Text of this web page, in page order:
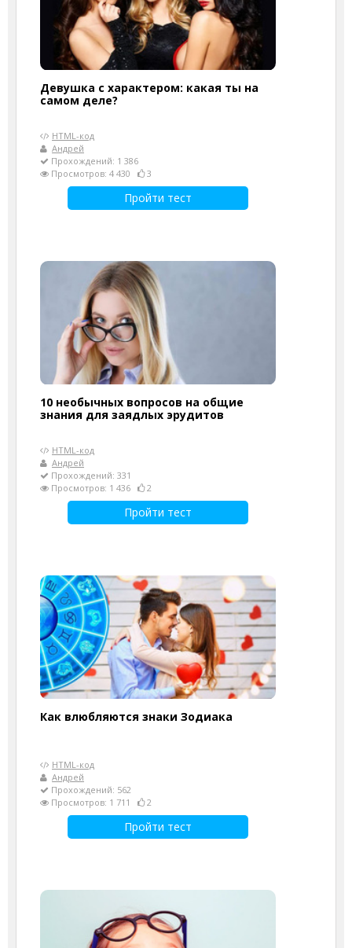
Девушка с характером: какая ты на
самом деле?
HTML-код
Андрей
Прохождений: 1 386
Просмотров: 4 430
3
Пройти тест
10 необычных вопросов на общие
знания для заядлых эрудитов
HTML-код
Андрей
Прохождений: 331
Просмотров: 1 436
2
Пройти тест
Как влюбляются знаки Зодиака
HTML-код
Андрей
Прохождений: 562
Просмотров: 1 711
2
Пройти тест